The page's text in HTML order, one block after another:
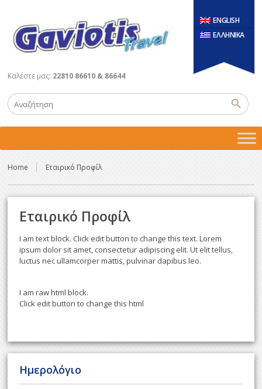
ENGLISH
ΕΛΛΗΝΙΚΑ
Καλέστε μας: 22810 86610 & 86644
Home Εταιρικό Προφίλ
Εταιρικό Προφίλ
I am text block. Click edit button to change this text. Lorem
ipsum dolor sit amet, consectetur adipiscing elit. Ut elit tellus,
luctus nec ullamcorper mattis, pulvinar dapibus leo.
I am raw html block.
Click edit button to change this html
Ημερολόγιο